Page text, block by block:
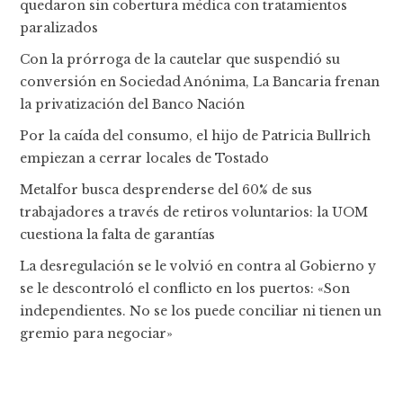
quedaron sin cobertura médica con tratamientos
paralizados
Con la prórroga de la cautelar que suspendió su
conversión en Sociedad Anónima, La Bancaria frenan
la privatización del Banco Nación
Por la caída del consumo, el hijo de Patricia Bullrich
empiezan a cerrar locales de Tostado
Metalfor busca desprenderse del 60% de sus
trabajadores a través de retiros voluntarios: la UOM
cuestiona la falta de garantías
La desregulación se le volvió en contra al Gobierno y
se le descontroló el conflicto en los puertos: «Son
independientes. No se los puede conciliar ni tienen un
gremio para negociar»